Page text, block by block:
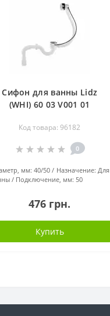
Сифон для ванны Lidz
(WHI) 60 03 V001 01
мм) LW05
Код товара: 96182
0
мм: 40/50 Назначение: Для
Подключение, мм: 50
476 грн.
Купить